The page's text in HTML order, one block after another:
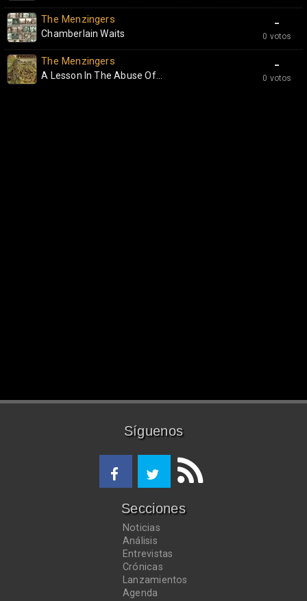
-
0 votos
The Menzingers
Chamberlain Waits
-
0 votos
The Menzingers
A Lesson In The Abuse Of...
Síguenos
Secciones
Noticias
Análisis
Entrevistas
Crónicas
Lanzamientos
Agenda